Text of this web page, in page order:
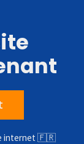
internet 🇫🇷